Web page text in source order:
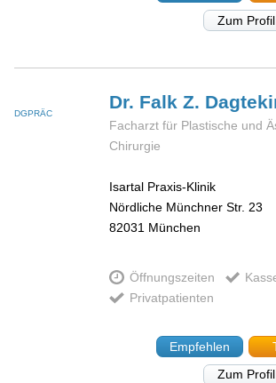
Zum Profil
DGPRÄC
Dr. Falk Z.
Facharzt für Plastische und
Chirurgie
Isartal Praxis-Klinik
Nördliche Münchner Str. 23
82031 München
Öffnungszeiten
Privatpatienten
Empfehlen
Zum Profil